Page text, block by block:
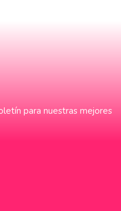
para nuestras mejores